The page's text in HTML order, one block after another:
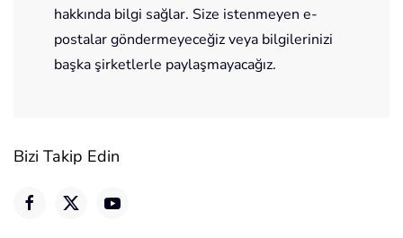
hakkında bilgi sağlar. Size istenmeyen e-
postalar göndermeyeceğiz veya bilgilerinizi
başka şirketlerle paylaşmayacağız.
Bizi Takip Edin